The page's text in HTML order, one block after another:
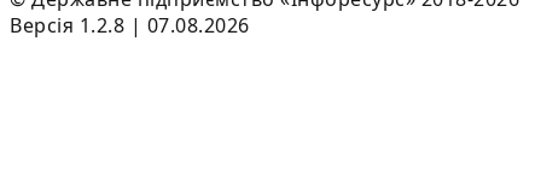
Версія 1.2.8 | 07.08.2026